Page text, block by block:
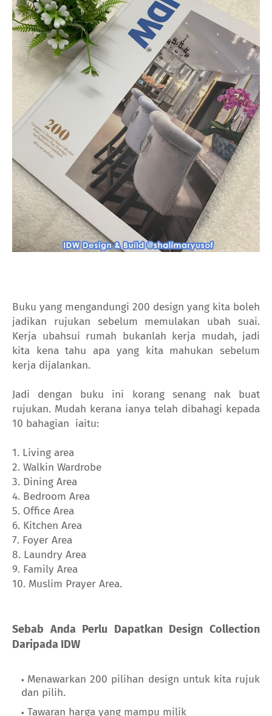
Buku yang mengandungi 200 design yang kita boleh
jadikan rujukan sebelum memulakan ubah suai.
Kerja ubahsui rumah bukanlah kerja mudah, jadi
kita kena tahu apa yang kita mahukan sebelum
kerja dijalankan.
Jadi dengan buku ini korang senang nak buat
rujukan. Mudah kerana ianya telah dibahagi kepada
10 bahagian iaitu:
1. Living area
2. Walkin Wardrobe
3. Dining Area
4. Bedroom Area
5. Office Area
6. Kitchen Area
7. Foyer Area
8. Laundry Area
9. Family Area
10. Muslim Prayer Area.
Sebab Anda Perlu Dapatkan Design Collection
Daripada IDW
Menawarkan 200 pilihan design untuk kita rujuk
dan pilih.
Tawaran harga yang mampu milik